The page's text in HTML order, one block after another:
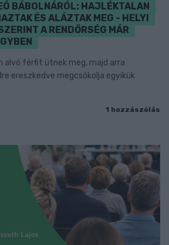
BÁBOLNÁRÓL: HAJLÉKTALAN
ÉS ALÁZTAK MEG - HELYI
A RENDŐRSÉG MÁR
alvó férfit ütnek meg, majd arra
ereszkedve megcsókolja egyikük
1 hozzászólás